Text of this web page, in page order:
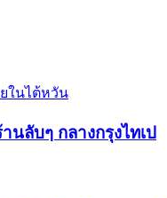
ในไต้หวัน
ลับๆ กลางกรุงไทเป